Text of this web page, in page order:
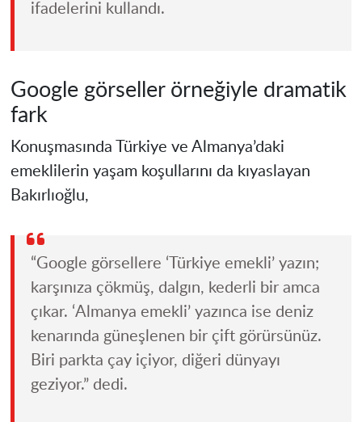
ifadelerini kullandı.
Google görseller örneğiyle dramatik
fark
Konuşmasında Türkiye ve Almanya’daki
emeklilerin yaşam koşullarını da kıyaslayan
Bakırlıoğlu,
“Google görsellere ‘Türkiye emekli’ yazın;
karşınıza çökmüş, dalgın, kederli bir amca
çıkar. ‘Almanya emekli’ yazınca ise deniz
kenarında güneşlenen bir çift görürsünüz.
Biri parkta çay içiyor, diğeri dünyayı
geziyor.” dedi.